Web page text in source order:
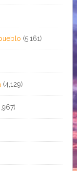
(5,161)
(4,129)